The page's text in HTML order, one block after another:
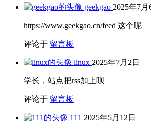
geekgao 2025年7月
https://www.geekgao.cn/feed 这个呢
评论于 留言板
linux 2025年7月2日
学长，站点把rss加上呗
评论于 留言板
111 2025年5月12日